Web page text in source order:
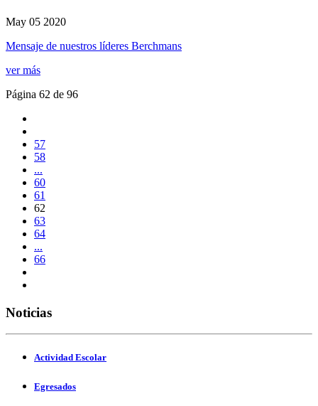
May 05 2020
Mensaje de nuestros líderes Berchmans
ver más
Página 62 de 96
57
58
...
60
61
62
63
64
...
66
Noticias
Actividad Escolar
Egresados